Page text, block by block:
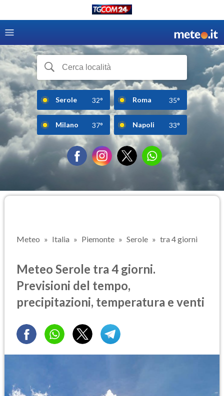
Serole 32° Roma 35°
Milano 37° Napoli 33°
Meteo Italia Piemonte Serole tra 4 giorni
Meteo Serole tra 4 giorni.
Previsioni del tempo,
precipitazioni, temperatura e venti